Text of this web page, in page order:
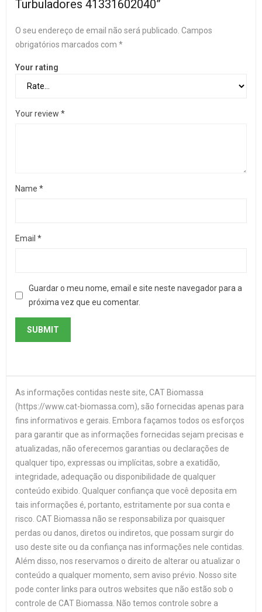
Turbuladores 41331602040”
O seu endereço de email não será publicado. Campos
obrigatórios marcados com *
Your rating
Your review *
Name *
Email *
Guardar o meu nome, email e site neste navegador para a
próxima vez que eu comentar.
As informações contidas neste site, CAT Biomassa
(https://www.cat-biomassa.com), são fornecidas apenas para
fins informativos e gerais. Embora façamos todos os esforços
para garantir que as informações fornecidas sejam precisas e
atualizadas, não oferecemos garantias ou declarações de
qualquer tipo, expressas ou implícitas, sobre a exatidão,
integridade, adequação ou disponibilidade de qualquer
conteúdo exibido. Qualquer confiança que você deposita em
tais informações é, portanto, estritamente por sua conta e
risco. CAT Biomassa não se responsabiliza por quaisquer
perdas ou danos, diretos ou indiretos, que possam surgir do
uso deste site ou da confiança nas informações nele contidas.
Além disso, nos reservamos o direito de alterar ou atualizar o
conteúdo a qualquer momento, sem aviso prévio. Nosso site
pode conter links para outros websites que não estão sob o
controle de CAT Biomassa. Não temos controle sobre a